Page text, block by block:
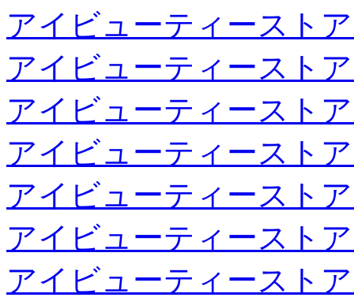
アイビューティースト
アイビューティースト
アイビューティースト
アイビューティースト
アイビューティースト
アイビューティースト
アイビューティースト